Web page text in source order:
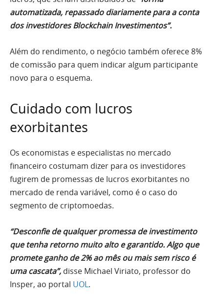
automatizada, repassado diariamente para a conta
dos investidores Blockchain Investimentos”.
Além do rendimento, o negócio também oferece 8%
de comissão para quem indicar algum participante
novo para o esquema.
Cuidado com lucros
exorbitantes
Os economistas e especialistas no mercado
financeiro costumam dizer para os investidores
fugirem de promessas de lucros exorbitantes no
mercado de renda variável, como é o caso do
segmento de criptomoedas.
“Desconfie de qualquer promessa de investimento
que tenha retorno muito alto e garantido. Algo que
promete ganho de 2% ao mês ou mais sem risco é
uma cascata”, disse Michael Viriato, professor do
Insper, ao portal UOL.